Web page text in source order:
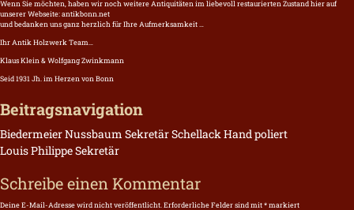
Wenn Sie möchten, haben wir noch weitere Antiquitäten im liebevoll restaurierten Zustand hier auf
unserer Webseite:antikbonn.net
und bedanken uns ganz herzlich für Ihre Aufmerksamkeit …
Ihr Antik Holzwerk Team…
Klaus Klein & Wolfgang Zwinkmann
Seid 1931 Jh. im Herzen von Bonn
Beitragsnavigation
Biedermeier Nussbaum Sekretär Schellack Hand poliert
Louis Philippe Sekretär
Schreibe einen Kommentar
Deine E-Mail-Adresse wird nicht veröffentlicht. Erforderliche Felder sind mit*markiert